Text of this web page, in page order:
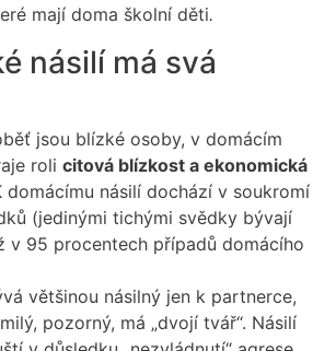
mají doma školní děti.
násilí má svá
jsou blízké osoby, v domácím
roli citová blízkost a ekonomická
domácímu násilí dochází v soukromí
(jedinými tichými svědky bývají
v 95 procentech případů domácího
většinou násilný jen k partnerce,
pozorný, má „dvojí tvář“. Násilí